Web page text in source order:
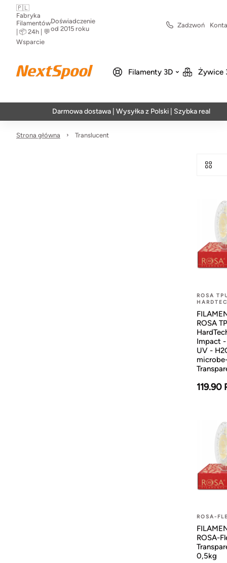
🇵🇱
Fabryka
Filamentów
| 📦 24h | 💬
Wsparcie
Doświadczenie
od 2015 roku
Zadzwoń
Filamenty 3D Żywice
Darmowa dostawa | Wysyłka z Polski | Szybka realizacja w
Strona główna Translucent
ROSA
ROSA
Impact
UV -
119.90
ROSA-
ROSA-
0,5kg